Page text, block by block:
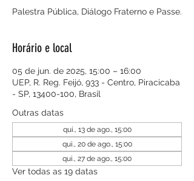
Palestra Pública, Diálogo Fraterno e Passe.
Horário e local
05 de jun. de 2025, 15:00 – 16:00
UEP, R. Reg. Feijó, 933 - Centro, Piracicaba
- SP, 13400-100, Brasil
Outras datas
qui., 13 de ago., 15:00
qui., 20 de ago., 15:00
qui., 27 de ago., 15:00
Ver todas as 19 datas